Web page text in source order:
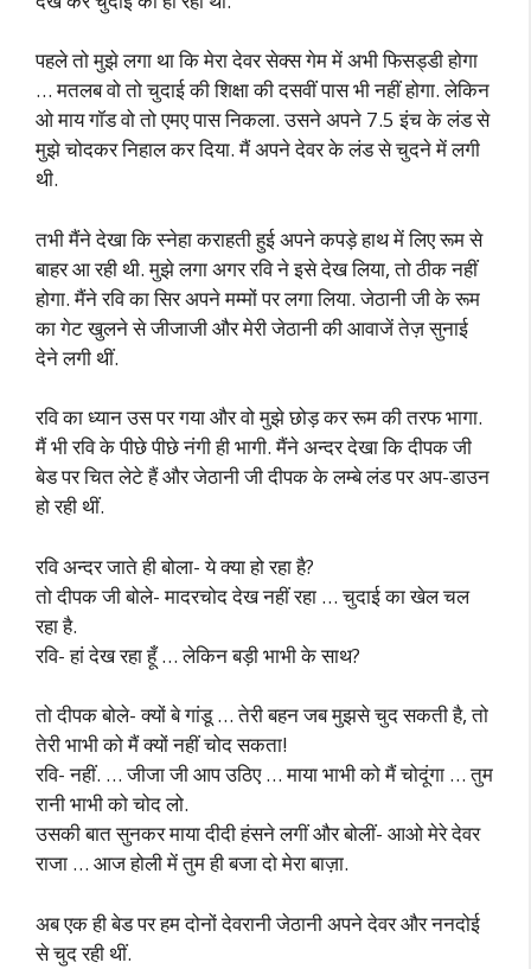
पहले तो मुझे लगा था कि मेरा देवर सेक्स गेम में अभी फिसड्डी होगा
… मतलब वो तो चुदाई की शिक्षा की दसवीं पास भी नहीं होगा. लेकिन
ओ माय गॉड वो तो एमए पास निकला. उसने अपने 7.5 इंच के लंड से
मुझे चोदकर निहाल कर दिया. मैं अपने देवर के लंड से चुदने में लगी
थी.
तभी मैंने देखा कि स्नेहा कराहती हुई अपने कपड़े हाथ में लिए रूम से
बाहर आ रही थी. मुझे लगा अगर रवि ने इसे देख लिया, तो ठीक नहीं
होगा. मैंने रवि का सिर अपने मम्मों पर लगा लिया. जेठानी जी के रूम
का गेट खुलने से जीजाजी और मेरी जेठानी की आवाजें तेज़ सुनाई
देने लगी थीं.
रवि का ध्यान उस पर गया और वो मुझे छोड़ कर रूम की तरफ भागा.
मैं भी रवि के पीछे पीछे नंगी ही भागी. मैंने अन्दर देखा कि दीपक जी
बेड पर चित लेटे हैं और जेठानी जी दीपक के लम्बे लंड पर अप-डाउन
हो रही थीं.
रवि अन्दर जाते ही बोला- ये क्या हो रहा है?
तो दीपक जी बोले- मादरचोद देख नहीं रहा … चुदाई का खेल चल
रहा है.
रवि- हां देख रहा हूँ … लेकिन बड़ी भाभी के साथ?
तो दीपक बोले- क्यों बे गांडू … तेरी बहन जब मुझसे चुद सकती है, तो
तेरी भाभी को मैं क्यों नहीं चोद सकता!
रवि- नहीं. … जीजा जी आप उठिए … माया भाभी को मैं चोदूंगा … तुम
रानी भाभी को चोद लो.
उसकी बात सुनकर माया दीदी हंसने लगीं और बोलीं- आओ मेरे देवर
राजा … आज होली में तुम ही बजा दो मेरा बाज़ा.
अब एक ही बेड पर हम दोनों देवरानी जेठानी अपने देवर और ननदोई
से चुद रही थीं.